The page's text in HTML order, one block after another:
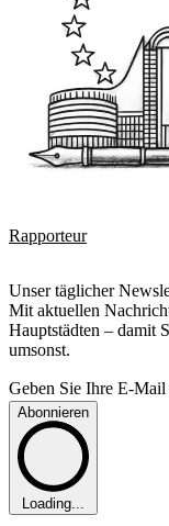
Rapporteur
Unser täglicher
Mit aktuellen
Hauptstädten – damit
umsonst.
Geben Sie Ihre E-Mail
Abonnieren
Loading...